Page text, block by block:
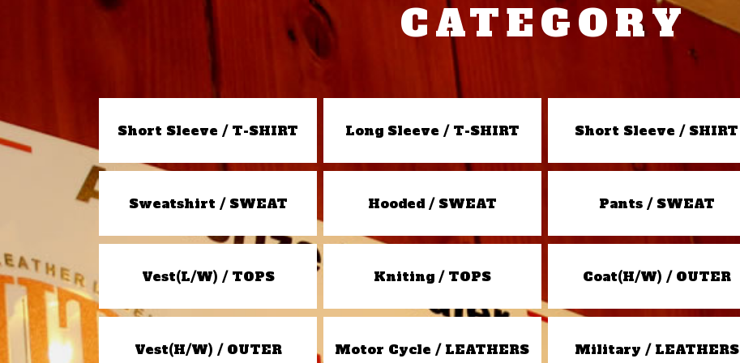
CATEGORY
Short Sleeve / T-SHIRT Long Sleeve / T-SHIRT Short Sleeve / SHIRT
Sweatshirt / SWEAT Hooded / SWEAT Pants / SWEAT
Vest(L/W) / TOPS Kniting / TOPS Coat(H/W) / OUTER
Vest(H/W) / OUTER Motor Cycle / LEATHERS Military / LEATHERS